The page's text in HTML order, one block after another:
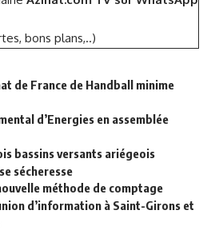
bons plans,..)
de France de Handball minime
d’Energies en assemblée
bassins versants ariégeois
sécheresse
méthode de comptage
d’information à Saint-Girons et